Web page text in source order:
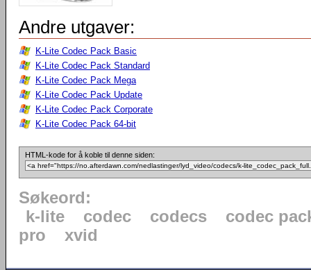
Andre utgaver:
K-Lite Codec Pack Basic
K-Lite Codec Pack Standard
K-Lite Codec Pack Mega
K-Lite Codec Pack Update
K-Lite Codec Pack Corporate
K-Lite Codec Pack 64-bit
HTML-kode for å koble til denne siden:
Søkeord:
k-lite
codec codecs
codec
pro
xvid